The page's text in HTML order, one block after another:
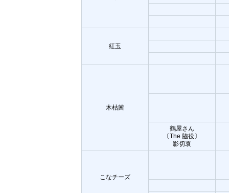
紅玉
木枯茜
鶴屋さん
〔The 脇役〕
影切哀
こなチーズ